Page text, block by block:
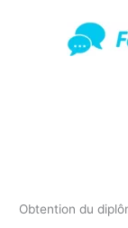
Obtention du